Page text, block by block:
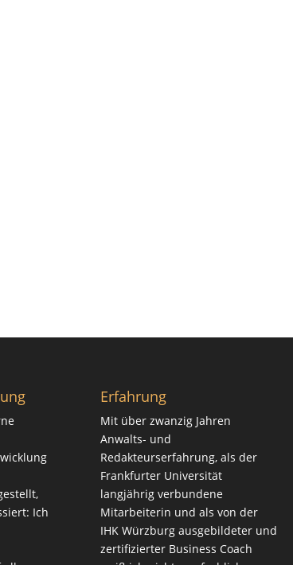
Ich
Erfahrung
Mit über zwanzig Jahren
Anwalts- und
Redakteurserfahrung, als der
Frankfurter Universität
langjährig verbundene
Mitarbeiterin und als von der
IHK Würzburg ausgebildeter und
zertifizierter Business Coach